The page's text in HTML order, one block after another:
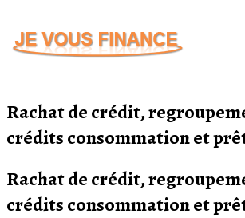
contenu
Rachat de crédit,
crédits consommation et
Rachat de crédit,
crédits consommation et